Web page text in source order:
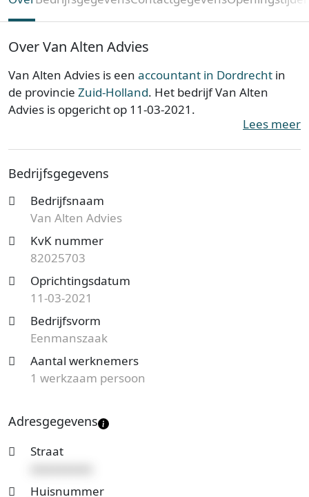
Over Van Alten Advies
Van Alten Advies is een accountant in Dordrecht in
de provincie Zuid-Holland. Het bedrijf Van Alten
Advies is opgericht op 11-03-2021.
nummer 82025703. De ondernemingsvorm is een
Onderstaand vind je meer gegevens van dit bedrijf.
Op zoek naar een accountantskantoor uit Dordrecht
en benieuwd naar de prijzen en mogelijkheden?
Start nu je gratis offerteaanvraag
spoedig reactie. Vergelijk het aanbod en bespaar op
Lees meer
Bedrijfsgegevens
Bedrijfsnaam
Van Alten Advies
KvK nummer
82025703
Oprichtingsdatum
11-03-2021
Bedrijfsvorm
Eenmanszaak
Aantal werknemers
1 werkzaam persoon
Adresgegevens
Straat
Huisnummer